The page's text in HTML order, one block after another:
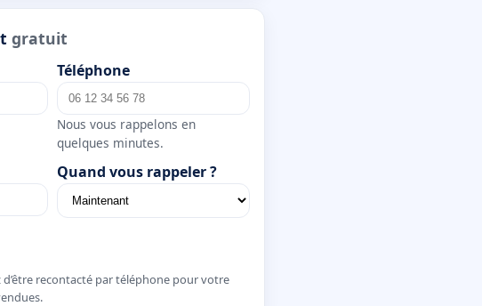
gratuit
Téléphone
Nous vous rappelons en
quelques minutes.
Quand vous rappeler ?
recontacté par téléphone pour votre